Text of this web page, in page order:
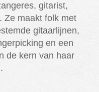
gitarist,
Ze maakt folk met
gitaarlijnen,
en een
de kern van haar